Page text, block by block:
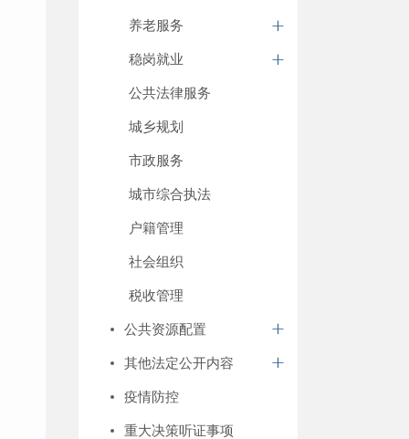
养老服务
稳岗就业
公共法律服务
城乡规划
市政服务
城市综合执法
户籍管理
社会组织
税收管理
公共资源配置
其他法定公开内容
疫情防控
重大决策听证事项